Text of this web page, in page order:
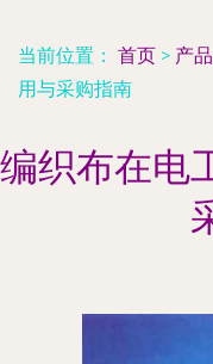
当前位置： 首页 > 产
用与采购指南
编织布在电